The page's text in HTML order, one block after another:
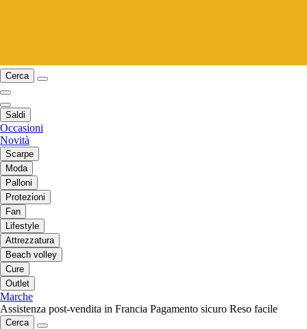
Cerca
Saldi
Occasioni
Novità
Scarpe
Moda
Palloni
Protezioni
Fan
Lifestyle
Attrezzatura
Beach volley
Cure
Outlet
Marche
Assistenza post-vendita in Francia Pagamento sicuro Reso facile
Cerca